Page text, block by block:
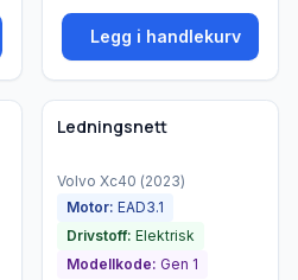
Legg i handlekurv
Brukt - god tilstand
Bedrift
Ledningsnett
Volvo Xc40 (2023)
Motor: EAD3.1
Drivstoff: Elektrisk
Modellkode: Gen 1